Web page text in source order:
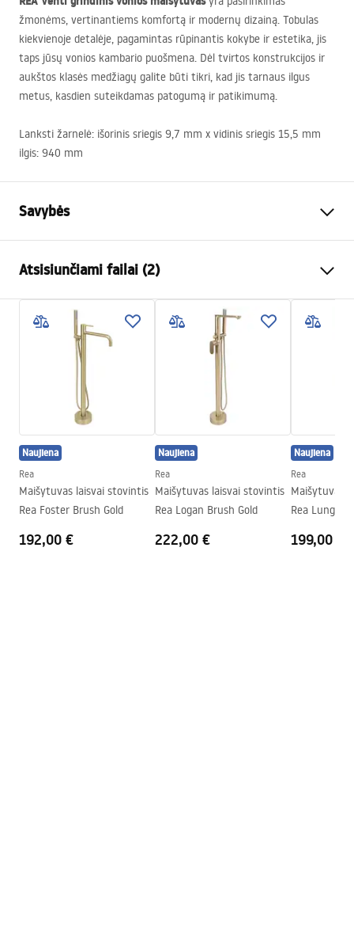
žmonėms, vertinantiems komfortą ir modernų dizainą. Tobulas
kiekvienoje detalėje, pagamintas rūpinantis kokybe ir estetika, jis
taps jūsų vonios kambario puošmena. Dėl tvirtos konstrukcijos ir
aukštos klasės medžiagų galite būti tikri, kad jis tarnaus ilgus
metus, kasdien suteikdamas patogumą ir patikimumą.
Lanksti žarnelė: išorinis sriegis 9,7 mm x vidinis sriegis 15,5 mm
ilgis: 940 mm
Savybės
Montavimo būdas
Spalva
Šlifuotas auksas
Snapelio tipas
Fiksuota
Nerūdijantis plienas, Žalvaris
mm
mm
Dengimo technologija
Ryšio skersmuo
15,5 mm
Garantija
Atsisiunčiami failai (2)
Garantijos sąlygos
Warranty_Terms_and_Conditions_Faucets_-_5.pdf
Pielęgnacja
Pielegnacja.pdf
Naujiena
Rea
Maišytuvas laisvai stovintis
Rea Foster Brush Gold
192,00 €
Naujiena
Rea
Maišytuvas laisvai stovintis
Rea Logan Brush Gold
222,00 €
Naujiena
Rea
Maišytuvas
Rea Lungo
199,00 €